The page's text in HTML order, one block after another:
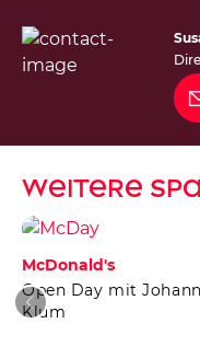
weitere
McDonald's
Open Day mit
Klum